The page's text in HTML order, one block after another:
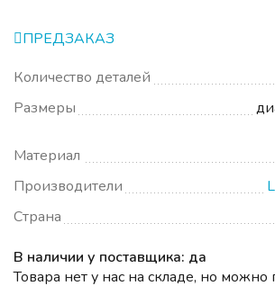
ПРЕДЗАКАЗ
Количество деталей
Размеры
Материал
Производители
Страна
В наличии у поставщика: да
Товара нет у нас на складе, но можно